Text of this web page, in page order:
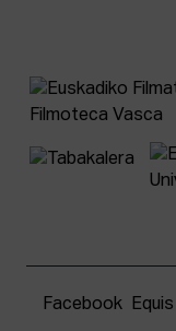
Facebook Equis